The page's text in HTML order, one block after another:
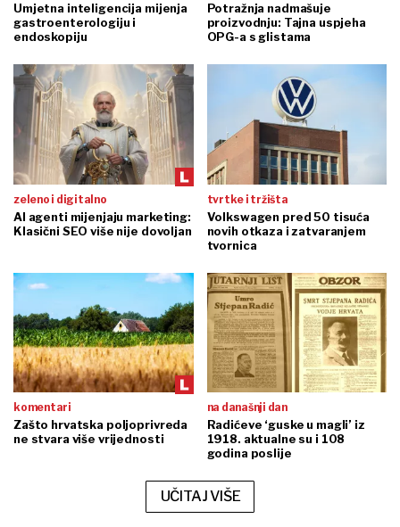
Umjetna inteligencija mijenja
gastroenterologiju i
endoskopiju
Potražnja nadmašuje
proizvodnju: Tajna uspjeha
OPG-a s glistama
zeleno i digitalno
AI agenti mijenjaju marketing:
Klasični SEO više nije dovoljan
tvrtke i tržišta
Volkswagen pred 50 tisuća
novih otkaza i zatvaranjem
tvornica
komentari
Zašto hrvatska poljoprivreda
ne stvara više vrijednosti
na današnji dan
Radićeve ‘guske u magli’ iz
1918. aktualne su i 108
godina poslije
UČITAJ VIŠE